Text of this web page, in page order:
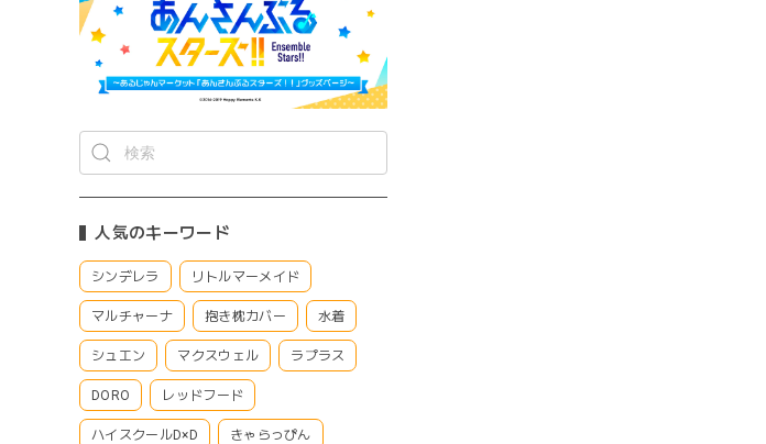
人気のキーワード
シンデレラ リトルマーメイド
マルチャーナ 抱き枕カバー 水着
シュエン マクスウェル ラプラス
DORO レッドフード
ハイスクールD×D きゃらっぴん